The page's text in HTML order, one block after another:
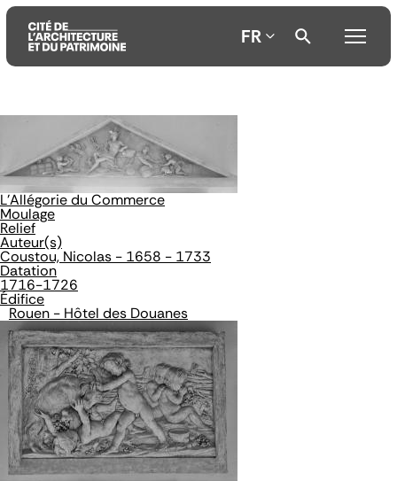
contenu
principal
menu
principal
recherche
FR
L'Allégorie du Commerce
Moulage
Relief
Auteur(s)
Coustou, Nicolas - 1658 - 1733
Datation
1716-1726
Édifice
Rouen - Hôtel des Douanes